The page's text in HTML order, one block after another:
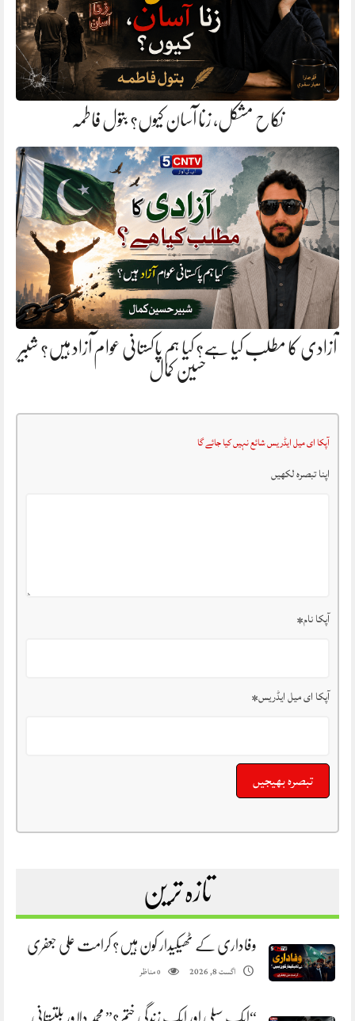
نکاح مشکل، زنا آسان کیوں؟ بتول فاطمہ
آزادی کا مطلب کیا ہے؟ کیا ہم پاکستانی عوام آزاد ہیں؟ شبیر
حسین کمال
آپکا ای میل ایڈریس شائع نہیں کیا جائے گا
اپنا تبصرہ لکھیں
آپکا نام*
آپکا ای میل ایڈریس*
تازہ ترین
وفاداری کے ٹھیکیدار کون ہیں؟ کرامت علی جعفری
اگست 8, 2026 0مناظر
“ایک سپلی اور ایک زندگی ختم؟” محمد دلاور بلتستانی